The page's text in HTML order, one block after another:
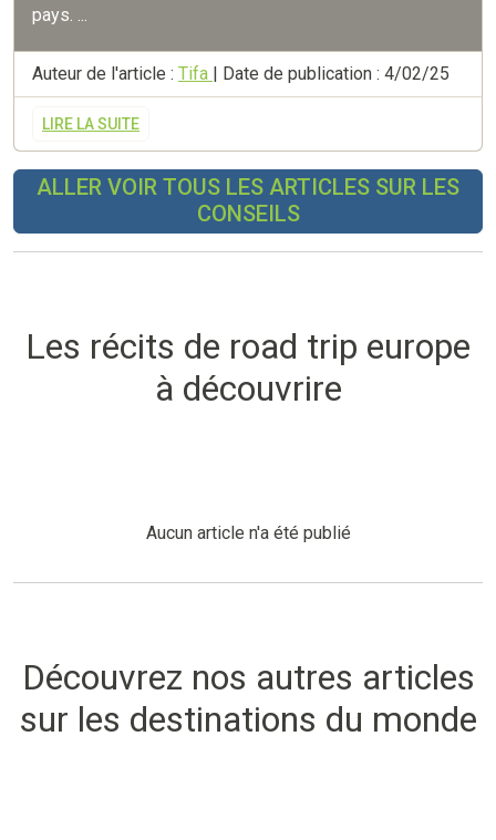
pays. ...
Auteur de l'article : Tifa | Date de publication : 4/02/25
LIRE LA SUITE
ALLER VOIR TOUS LES ARTICLES SUR LES
CONSEILS
Les récits de road trip europe
à découvrire
Aucun article n'a été publié
Découvrez nos autres articles
sur les destinations du monde